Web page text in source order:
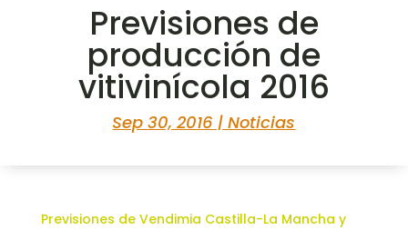
Previsiones de
producción de
vitivinícola 2016
Sep 30, 2016 |Noticias
Previsiones de Vendimia Castilla-La Mancha y